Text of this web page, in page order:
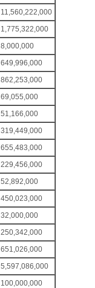
11,560,222,000
1,775,322,000
8,000,000
649,996,000
862,253,000
69,055,000
51,166,000
319,449,000
655,483,000
229,456,000
52,892,000
450,023,000
32,000,000
250,342,000
651,026,000
5,597,086,000
100,000,000